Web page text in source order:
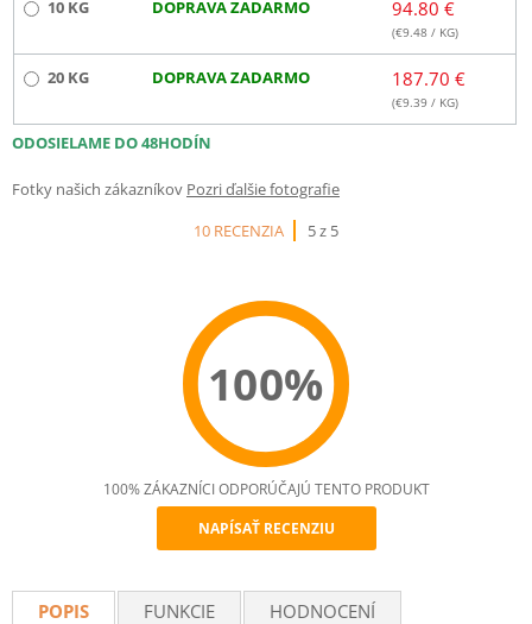
10 KG DOPRAVA ZADARMO 94.80 €
(€9.48 / KG)
20 KG DOPRAVA ZADARMO 187.70 €
(€9.39 / KG)
ODOSIELAME DO 48HODÍN
Fotky našich zákazníkov Pozri ďalšie fotografie
10 RECENZIA
5 z 5
100%
Recommend
100% ZÁKAZNÍCI ODPORÚČAJÚ TENTO PRODUKT
NAPÍSAŤ RECENZIU
POPIS FUNKCIE
HODNOCENÍ